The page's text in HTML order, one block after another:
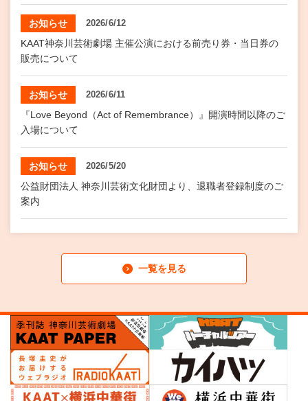
お知らせ 2026/6/12
KAAT神奈川芸術劇場 主催公演における前売り券・当日券の
販売について
お知らせ 2026/6/11
『Love Beyond（Act of Remembrance）』開演時間以降のご
入場について
お知らせ 2026/5/20
公益財団法人 神奈川芸術文化財団より、退職者登録制度のご
案内
一覧を見る